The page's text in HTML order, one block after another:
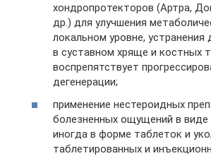
хондропротекторов (Артра,
др.) для улучшения
локальном уровне,
в суставном хряще и костных
воспрепятствует
дегенерации;
применение нестероидных
болезненных ощущений в виде
иногда в форме таблеток и
таблетированных и